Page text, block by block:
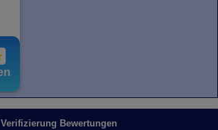
Verifizierung Bewertungen